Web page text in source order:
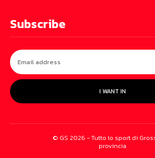
Subscribe
I WANT IN
© GS 2026 - Tutto lo sport di
provincia